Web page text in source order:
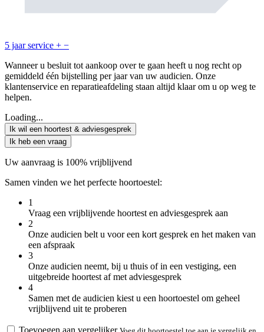
5 jaar service + −
Wanneer u besluit tot aankoop over te gaan heeft u nog recht op
gemiddeld één bijstelling per jaar van uw audicien. Onze
klantenservice en reparatieafdeling staan altijd klaar om u op weg te
helpen.
Loading...
Ik wil een hoortest & adviesgesprek
Ik heb een vraag
Uw aanvraag is 100% vrijblijvend
Samen vinden we het perfecte hoortoestel:
1
Vraag een vrijblijvende hoortest en adviesgesprek aan
2
Onze audicien belt u voor een kort gesprek en het maken van
een afspraak
3
Onze audicien neemt, bij u thuis of in een vestiging, een
uitgebreide hoortest af met adviesgesprek
4
Samen met de audicien kiest u een hoortoestel om geheel
vrijblijvend uit te proberen